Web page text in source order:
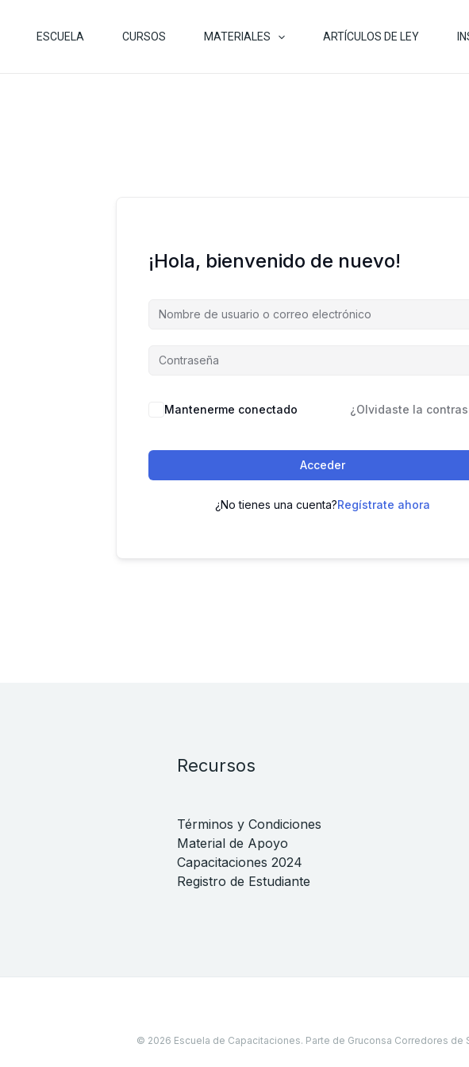
ESCUELA CURSOS MATERIALES ARTÍCULOS DE LEY
¡Hola, bienvenido de nuevo!
Mantenerme conectado ¿Olvidaste la
Acceder
¿No tienes una cuenta?Regístrate ahora
Recursos
Términos y Condiciones
Material de Apoyo
Capacitaciones 2024
Registro de Estudiante
© 2026 Escuela de Capacitaciones. Parte de Gruconsa Corredores de